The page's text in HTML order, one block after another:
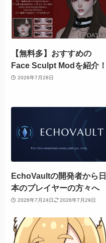
【無料多】おすすめの
Face Sculpt Modを紹介！
2026年7月28日
EchoVaultの開発者から日
本のプレイヤーの方々へ
2026年7月24日 2026年7月29日